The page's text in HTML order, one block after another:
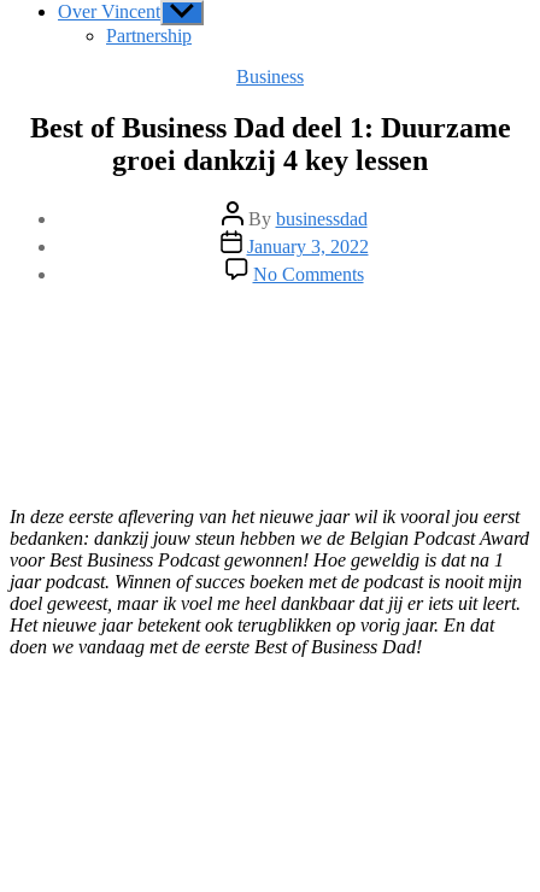
Over Vincent Show
sub
menu
Partnership
Categories
Business
Best of Business Dad deel 1: Duurzame
groei dankzij 4 key lessen
Post
author
By businessdad
Post
date
January 3, 2022
No Commentson
Best
key
lessen
In deze eerste aflevering van het nieuwe jaar wil ik vooral jou eerst
bedanken: dankzij jouw steun hebben we de Belgian Podcast Award
voor Best Business Podcast gewonnen! Hoe geweldig is dat na 1
jaar podcast. Winnen of succes boeken met de podcast is nooit mijn
doel geweest, maar ik voel me heel dankbaar dat jij er iets uit leert.
Het nieuwe jaar betekent ook terugblikken op vorig jaar. En dat
doen we vandaag met de eerste Best of Business Dad!